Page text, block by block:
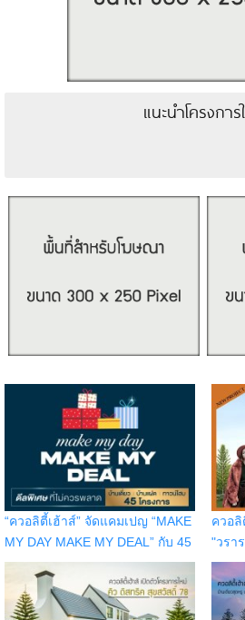
แนะนำโครงการ
“ควอลิตี้เฮ้าส์” จัดแคมเปญ “MAKE
MY DAY MAKE MY DEAL” กับ 45
โครงการ บนทำเลกรุงเทพฯ
ปริมณฑล ชลบุรี เชียงใหม่
ควอลิ
"วรา
เดี่ยว
รอบ
66